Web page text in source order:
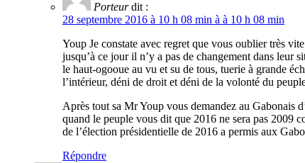
Porteur dit :
28 septembre 2016 à 10 h 08 min à à 10 h 08 min
Youp Je constate avec regret que vous oublier très
jusqu’à ce jour il n’y a pas de changement dans leur
le haut-ogooue au vu et su de tous, tuerie à grande
l’intérieur, déni de droit et déni de la volonté du
Après tout sa Mr Youp vous demandez au Gabonais
quand le peuple vous dit que 2016 ne sera pas 2009
de l’élection présidentielle de 2016 a permis aux
Répondre